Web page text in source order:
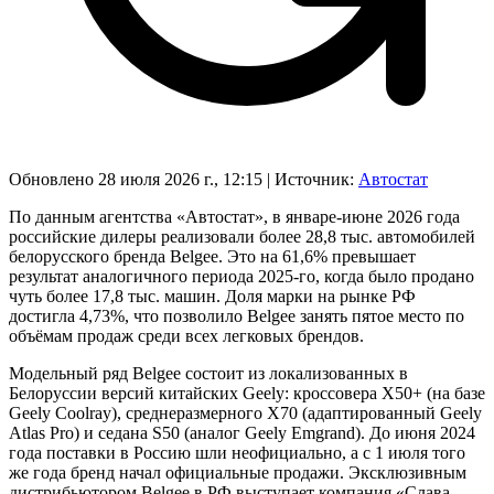
Обновлено 28 июля 2026 г., 12:15 | Источник: Автостат
По данным агентства «Автостат», в январе-июне 2026 года
российские дилеры реализовали более 28,8 тыс. автомобилей
белорусского бренда Belgee. Это на 61,6% превышает
результат аналогичного периода 2025-го, когда было продано
чуть более 17,8 тыс. машин. Доля марки на рынке РФ
достигла 4,73%, что позволило Belgee занять пятое место по
объёмам продаж среди всех легковых брендов.
Модельный ряд Belgee состоит из локализованных в
Белоруссии версий китайских Geely: кроссовера X50+ (на базе
Geely Coolray), среднеразмерного X70 (адаптированный Geely
Atlas Pro) и седана S50 (аналог Geely Emgrand). До июня 2024
года поставки в Россию шли неофициально, а с 1 июля того
же года бренд начал официальные продажи. Эксклюзивным